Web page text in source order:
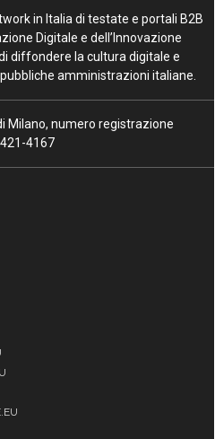
in Italia di testate e portali B2B
Digitale e dell’Innovazione
diffondere la cultura digitale e
amministrazioni italiane.
Milano, numero registrazione
4167